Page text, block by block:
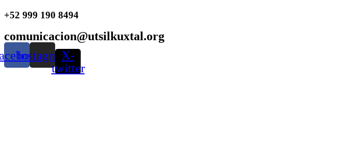
Ir
+52 999 190 8494
comunicacion@utsilkuxtal.org
InstagramX-
twitter